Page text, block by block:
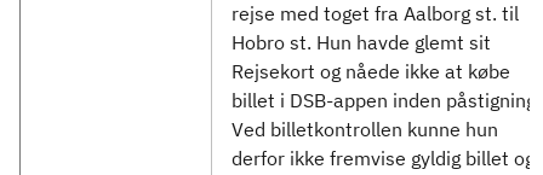
rejse med toget fra Aalborg st. til
Hobro st. Hun havde glemt sit
Rejsekort og nåede ikke at købe
billet i DSB-appen inden påstigning.
Ved billetkontrollen kunne hun
derfor ikke fremvise gyldig billet og